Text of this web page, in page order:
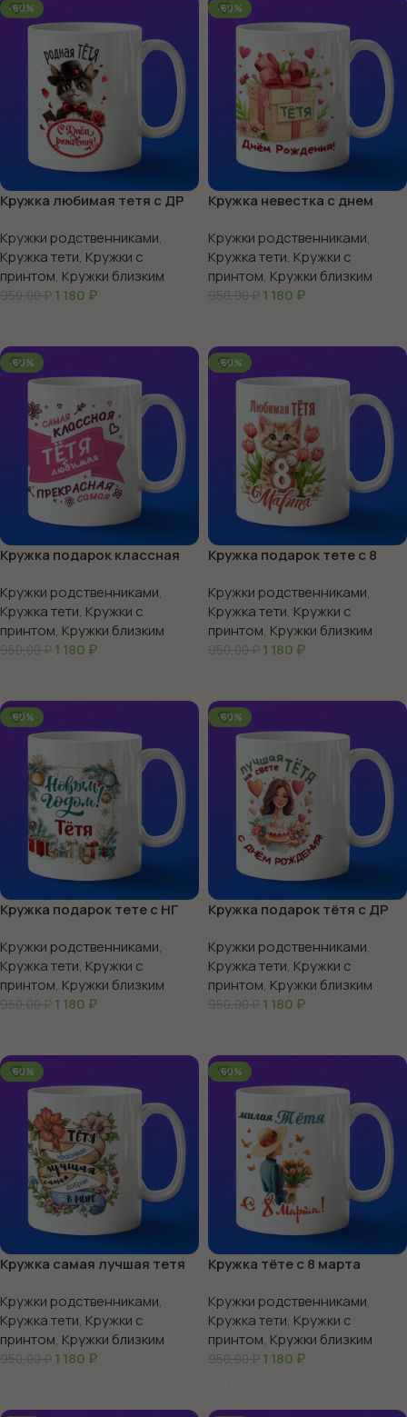
-60%
Кружка любимая тетя с ДР
Кружки родственниками,
Кружка тети, Кружки с
принтом, Кружки близким
950,00₽ 1 180 ₽
-60%
Кружка невестка с днем
Кружки родственниками,
Кружка тети, Кружки с
принтом, Кружки близким
950,00₽ 1 180 ₽
-60%
Кружка подарок классная
Кружки родственниками,
Кружка тети, Кружки с
принтом, Кружки близким
950,00₽ 1 180 ₽
-60%
Кружка подарок тете с 8
Кружки родственниками,
Кружка тети, Кружки с
принтом, Кружки близким
950,00₽ 1 180 ₽
-60%
Кружка подарок тете с НГ
Кружки родственниками,
Кружка тети, Кружки с
принтом, Кружки близким
950,00₽ 1 180 ₽
-60%
Кружка подарок тётя с ДР
Кружки родственниками,
Кружка тети, Кружки с
принтом, Кружки близким
950,00₽ 1 180 ₽
-60%
Кружка самая лучшая тетя
Кружки родственниками,
Кружка тети, Кружки с
принтом, Кружки близким
950,00₽ 1 180 ₽
-60%
Кружка тёте с 8 марта
Кружки родственниками,
Кружка тети, Кружки с
принтом, Кружки близким
950,00₽ 1 180 ₽